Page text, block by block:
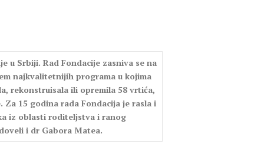
u Srbiji. Rad Fondacije zasniva se na
najkvalitetnijih programa u kojima
rekonstruisala ili opremila 58 vrtića,
15 godina rada Fondacija je rasla i
iz oblasti roditeljstva i ranog
i dr Gabora Matea.